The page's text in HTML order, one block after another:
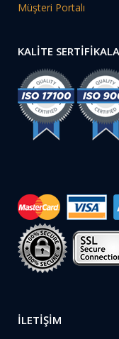
Müşteri Portalı
KALİTE
İLETİŞİM